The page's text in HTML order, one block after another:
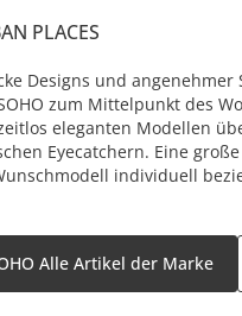
PLACES
Designs und
zum Mittelpunkt des
eleganten Modellen
Eyecatchern. Eine
individuell
Alle Artikel der Marke